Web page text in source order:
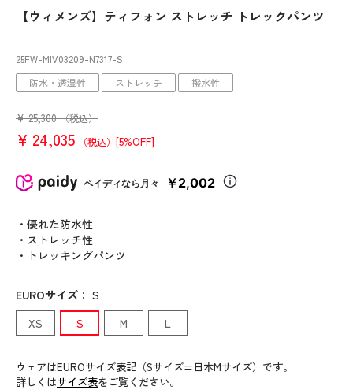
【ウィメンズ】ティフォン ストレッチ トレックパンツ
25FW-MIV03209-N7317-S
防水・透湿性 ストレッチ 撥水性
¥ 25,300 （税込）
¥ 24,035 （税込） [5%OFF]
ペイディなら月々 ￥2,002
・優れた防水性
・ストレッチ性
・トレッキングパンツ
EUROサイズ ： S
XS
S M L
ウェアはEUROサイズ表記（Sサイズ=日本Mサイズ）です。
詳しくはサイズ表をご覧ください。